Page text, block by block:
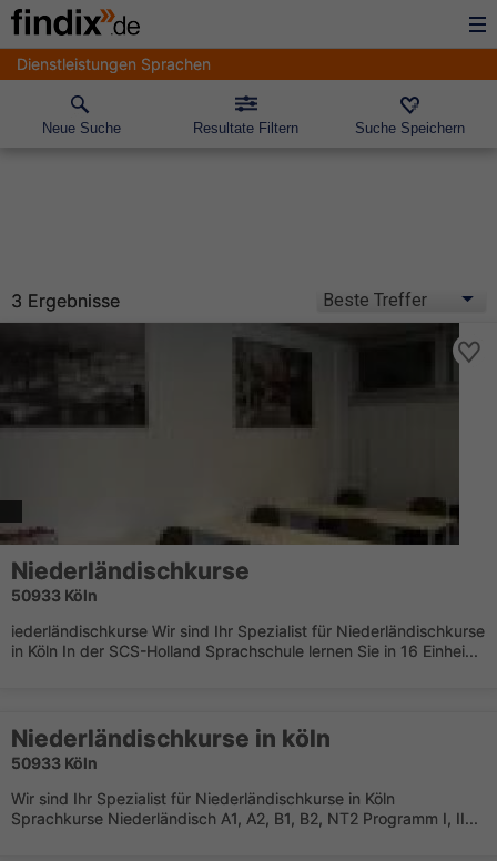
Dienstleistungen Sprachen
Neue Suche Resultate Filtern Suche Speichern
3 Ergebnisse
Niederländischkurse
50933 Köln
iederländischkurse Wir sind Ihr Spezialist für Niederländischkurse
in Köln In der SCS-Holland Sprachschule lernen Sie in 16 Einhei...
Niederländischkurse in köln
50933 Köln
Wir sind Ihr Spezialist für Niederländischkurse in Köln
Sprachkurse Niederländisch A1, A2, B1, B2, NT2 Programm I, II...